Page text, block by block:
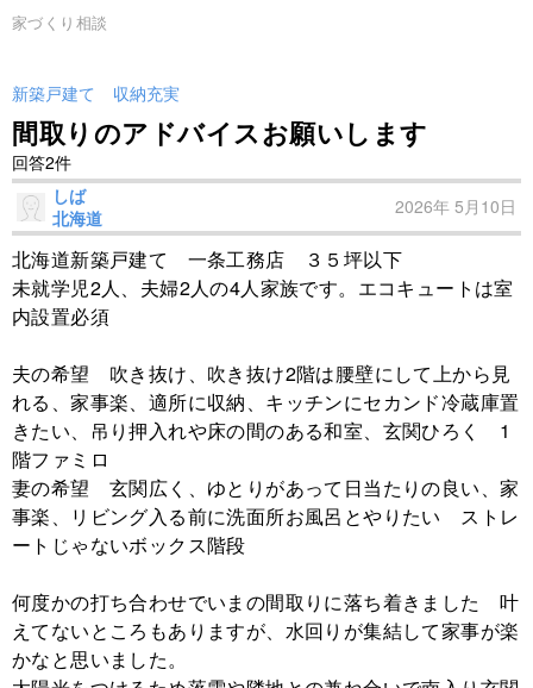
家づくり相談
新築戸建て 収納充実
間取りのアドバイスお願いします
回答2件
しば
北海道
2026年 5月10日
北海道新築戸建て 一条工務店 ３５坪以下
未就学児2人、夫婦2人の4人家族です。エコキュートは室
内設置必須
夫の希望 吹き抜け、吹き抜け2階は腰壁にして上から見
れる、家事楽、適所に収納、キッチンにセカンド冷蔵庫置
きたい、吊り押入れや床の間のある和室、玄関ひろく 1
階ファミロ
妻の希望 玄関広く、ゆとりがあって日当たりの良い、家
事楽、リビング入る前に洗面所お風呂とやりたい ストレ
ートじゃないボックス階段
何度かの打ち合わせでいまの間取りに落ち着きました 叶
えてないところもありますが、水回りが集結して家事が楽
かなと思いました。